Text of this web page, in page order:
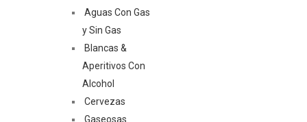
Aguas Con Gas
y Sin Gas
Blancas &
Aperitivos Con
Alcohol
Cervezas
Gaseosas